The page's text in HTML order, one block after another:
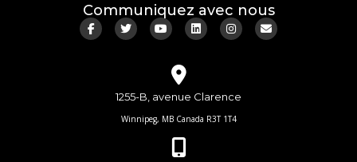
Communiquez avec nous
1255-B, avenue Clarence
Winnipeg, MB Canada R3T 1T4